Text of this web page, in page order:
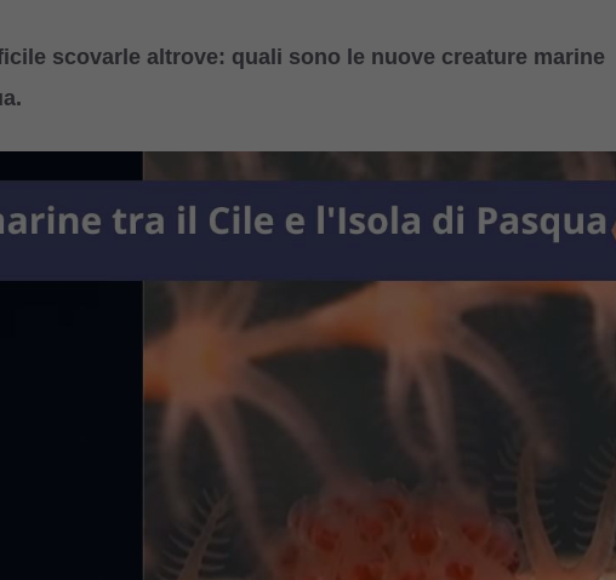
scovarle altrove: quali sono le nuove creature marine